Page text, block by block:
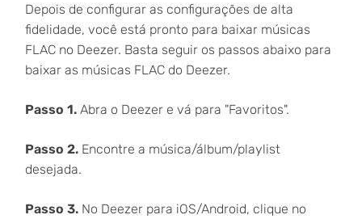
Depois de configurar as configurações de alta
fidelidade, você está pronto para baixar músicas
FLAC no Deezer. Basta seguir os passos abaixo para
baixar as músicas FLAC do Deezer.
Passo 1.Abra o Deezer e vá para "Favoritos".
Passo 2.Encontre a música/álbum/playlist
desejada.
Passo 3.No Deezer para iOS/Android, clique no